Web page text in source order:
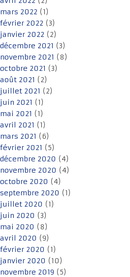
mars 2022 (1)
février 2022 (3)
janvier 2022 (2)
décembre 2021 (3)
novembre 2021 (8)
octobre 2021 (3)
août 2021 (2)
juillet 2021 (2)
juin 2021 (1)
mai 2021 (1)
avril 2021 (1)
mars 2021 (6)
février 2021 (5)
décembre 2020 (4)
novembre 2020 (4)
octobre 2020 (4)
septembre 2020 (1)
juillet 2020 (1)
juin 2020 (3)
mai 2020 (8)
avril 2020 (9)
février 2020 (1)
janvier 2020 (10)
novembre 2019 (5)